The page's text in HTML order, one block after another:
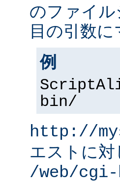
のファイ
目の引数
例
bin/
http://
エストに
/web/